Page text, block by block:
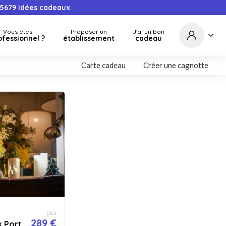
5679 idées cadeaux
Vous êtes
?
Proposer un
établissement
J'ai un bon
cadeau
Carte cadeau Créer une cagnotte
Port
Dès
289 €